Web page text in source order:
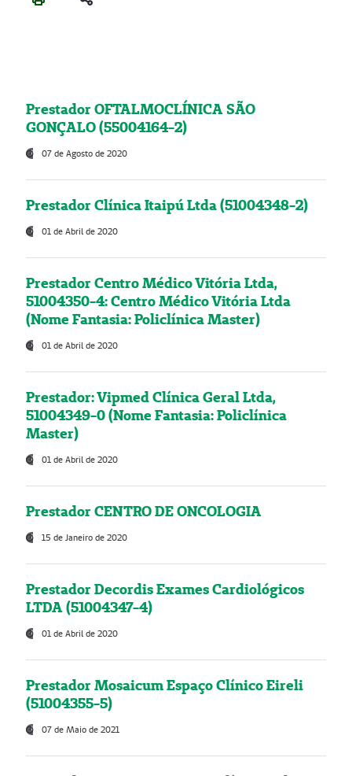
Prestador OFTALMOCLÍNICA SÃO
GONÇALO (55004164-2)
07 de Agosto de 2020
Prestador Clínica Itaipú Ltda (51004348-2)
01 de Abril de 2020
Prestador Centro Médico Vitória Ltda,
51004350-4: Centro Médico Vitória Ltda
(Nome Fantasia: Policlínica Master)
01 de Abril de 2020
Prestador: Vipmed Clínica Geral Ltda,
51004349-0 (Nome Fantasia: Policlínica
Master)
01 de Abril de 2020
Prestador CENTRO DE ONCOLOGIA
15 de Janeiro de 2020
Prestador Decordis Exames Cardiológicos
LTDA (51004347-4)
01 de Abril de 2020
Prestador Mosaicum Espaço Clínico Eireli
(51004355-5)
07 de Maio de 2021